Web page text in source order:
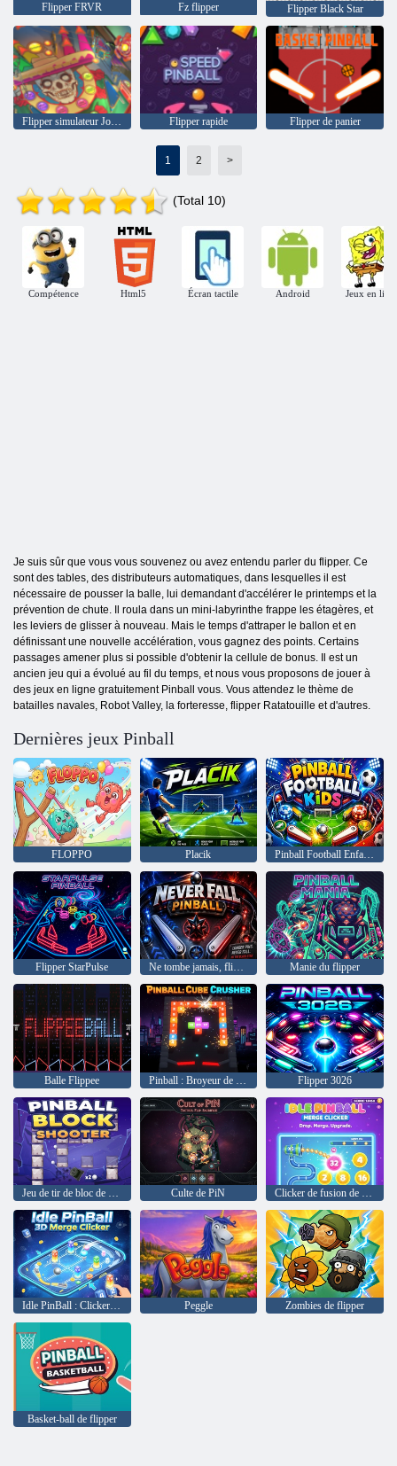
Flipper FRVR Fz flipper Flipper Black Star
Flipper simulateur Jour de la mort Flipper rapide Flipper de panier
1 2 >
(Total 10)
Compétence Html5 Écran tactile Android Jeux en
Je suis sûr que vous vous souvenez ou avez entendu parler du flipper. Ce
sont des tables, des distributeurs automatiques, dans lesquelles il est
nécessaire de pousser la balle, lui demandant d'accélérer le printemps et la
prévention de chute. Il roula dans un mini-labyrinthe frappe les étagères, et
les leviers de glisser à nouveau. Mais le temps d'attraper le ballon et en
définissant une nouvelle accélération, vous gagnez des points. Certains
passages amener plus si possible d'obtenir la cellule de bonus. Il est un
ancien jeu qui a évolué au fil du temps, et nous vous proposons de jouer à
des jeux en ligne gratuitement Pinball vous. Vous attendez le thème de
batailles navales, Robot Valley, la forteresse, flipper Ratatouille et d'autres.
Dernières jeux Pinball
FLOPPO Placik
Flipper StarPulse Ne tombe jamais, flipper Manie du flipper
Balle Flippee Flipper 3026
Jeu de tir de bloc de flipper Culte de PiN Clicker de fusion de PinBall inactif
Idle PinBall : Clicker de fusion 3D Peggle Zombies de flipper
Basket-ball de flipper